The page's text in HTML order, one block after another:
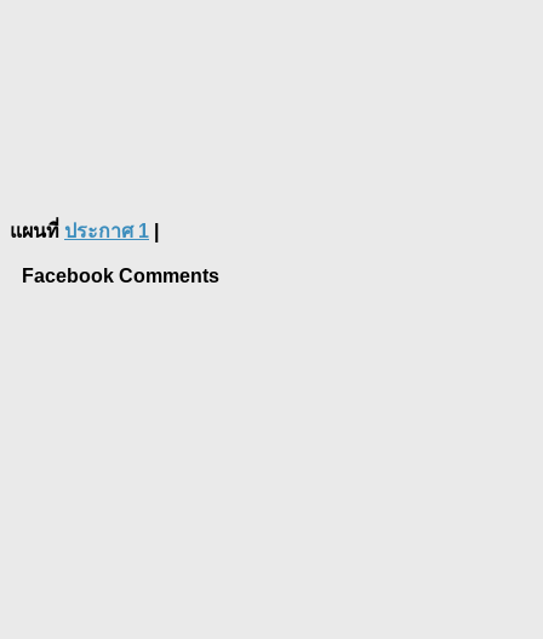
แผนที่ ประกาศ 1
Facebook Comments